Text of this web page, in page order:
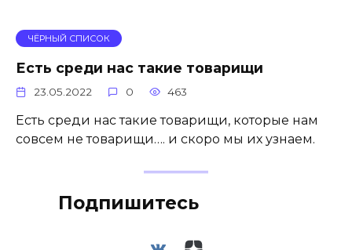
ЧЁРНЫЙ СПИСОК
Есть среди нас такие товарищи
23.05.2022 0 463
Есть среди нас такие товарищи, которые нам
совсем не товарищи…. и скоро мы их узнаем.
Подпишитесь